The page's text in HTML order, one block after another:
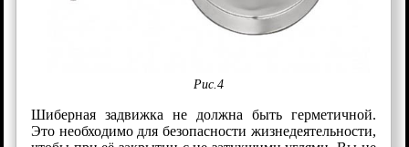
Рис.4
Шиберная задвижка не должна быть герметичной.
Это необходимо для безопасности жизнедеятельности,